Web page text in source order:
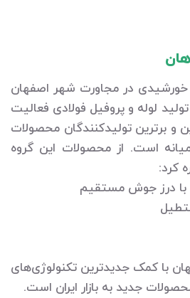
این گروه در سال 1352 خورشیدی در مجاورت شهر اصفهان
لوله و پروفیل فولادی فعالیت
و برترین تولیدکنندگان محصولات
است. از محصولات این گروه
کرد:
با درز جوش مستقیم
با کمک جدیدترین تکنولوژی‌های
جدید به بازار ایران است.